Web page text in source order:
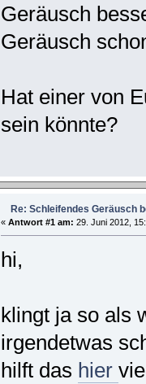
Geräusch
Geräusch
Hat einer von
sein könnte?
Re: Schleifendes Geräusch
« Antwort #1 am: 29. Juni 2012,
hi,
klingt ja so als
irgendetwas
hilft das hier